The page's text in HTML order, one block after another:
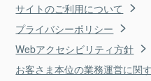
サイトのご利用について
プライバシーポリシー
Webアクセシビリティ方針
お客さま本位の業務運営に関